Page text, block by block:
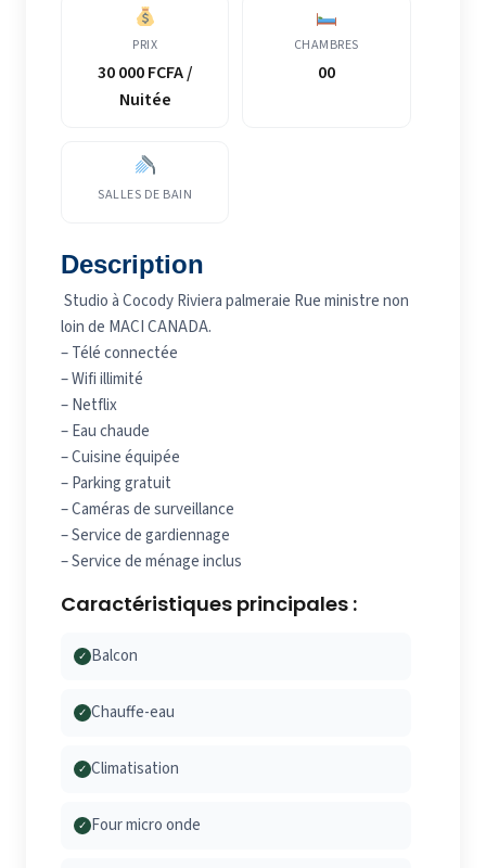
PRIX
30 000 FCFA /
Nuitée
CHAMBRES
00
SALLES DE BAIN
Description
Studio à Cocody Riviera palmeraie Rue ministre non
loin de MACI CANADA.
– Télé connectée
– Wifi illimité
– Netflix
– Eau chaude
– Cuisine équipée
– Parking gratuit
– Caméras de surveillance
– Service de gardiennage
– Service de ménage inclus
Caractéristiques principales :
✓ Balcon
✓ Chauffe-eau
✓ Climatisation
✓ Four micro onde